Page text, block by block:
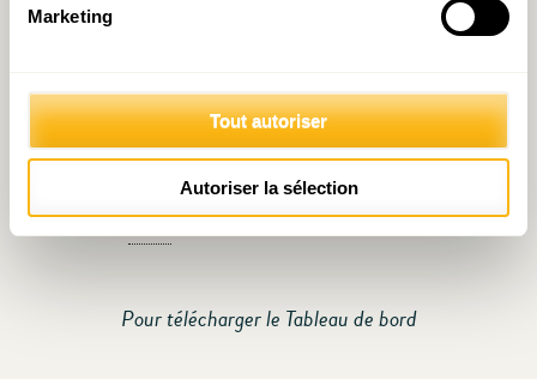
Marketing
Tout autoriser
Autoriser la sélection
Source :BCL.
Pour télécharger le Tableau de bord